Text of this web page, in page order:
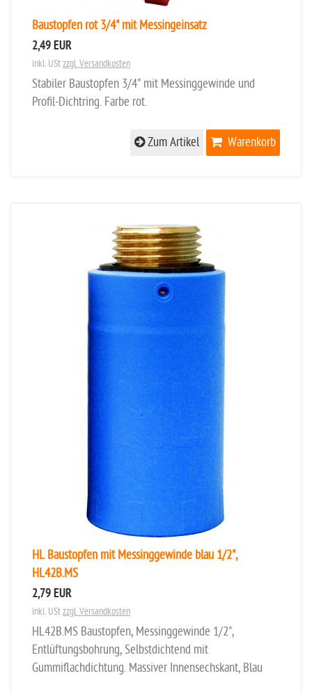
Baustopfen rot 3/4" mit Messingeinsatz
2,49 EUR
inkl. UStzzgl. Versandkosten
Stabiler Baustopfen 3/4" mit Messinggewinde und
Profil-Dichtring. Farbe rot.
Warenkorb
Zum Artikel
HL Baustopfen mit Messinggewinde blau 1/2",
HL42B.MS
2,79 EUR
inkl. UStzzgl. Versandkosten
HL42B.MS Baustopfen, Messinggewinde 1/2",
Entlüftungsbohrung, Selbstdichtend mit
Gummiflachdichtung. Massiver Innensechskant, Blau